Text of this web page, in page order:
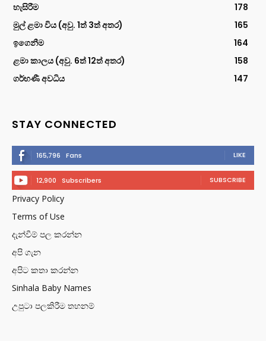
හැසිරීම
178
මුල් ළමා විය (අවු. 1ත් 3ත් අතර)
165
ඉගෙනීම
164
ළමා කාලය (අවු. 6ත් 12ත් අතර)
158
ගර්භණී අවධිය
147
STAY CONNECTED
165,796 Fans LIKE
12,900 Subscribers SUBSCRIBE
Privacy Policy
Terms of Use
දැන්වීම් පල කරන්න
අපි ගැන
අපිට කතා කරන්න
Sinhala Baby Names
උපුටා පලකිරීම තහනම්